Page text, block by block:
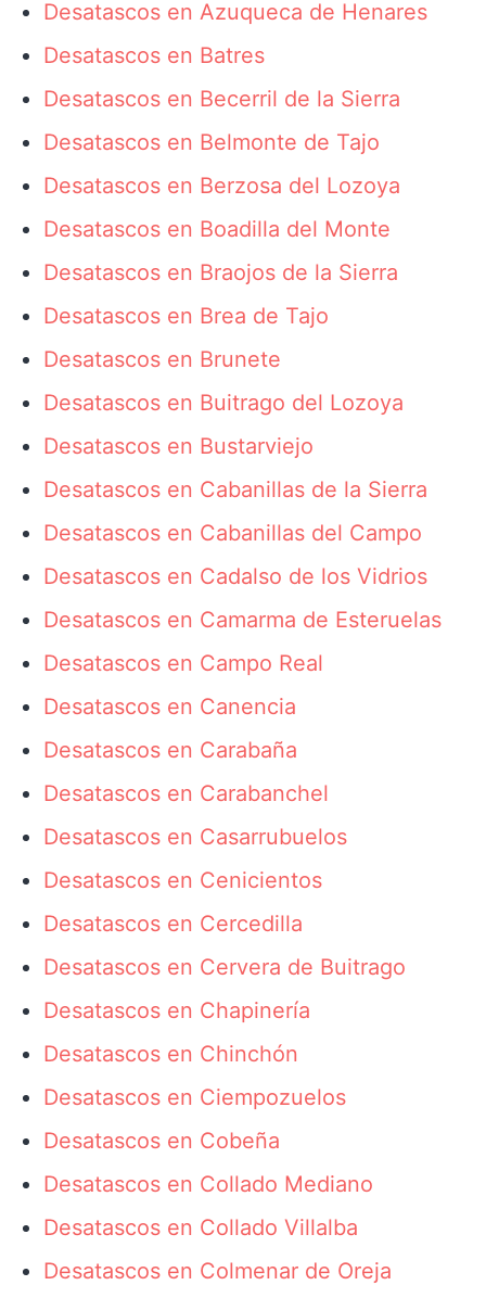
Desatascos en Azuqueca de Henares
Desatascos en Batres
Desatascos en Becerril de la Sierra
Desatascos en Belmonte de Tajo
Desatascos en Berzosa del Lozoya
Desatascos en Boadilla del Monte
Desatascos en Braojos de la Sierra
Desatascos en Brea de Tajo
Desatascos en Brunete
Desatascos en Buitrago del Lozoya
Desatascos en Bustarviejo
Desatascos en Cabanillas de la Sierra
Desatascos en Cabanillas del Campo
Desatascos en Cadalso de los Vidrios
Desatascos en Camarma de Esteruelas
Desatascos en Campo Real
Desatascos en Canencia
Desatascos en Carabaña
Desatascos en Carabanchel
Desatascos en Casarrubuelos
Desatascos en Cenicientos
Desatascos en Cercedilla
Desatascos en Cervera de Buitrago
Desatascos en Chapinería
Desatascos en Chinchón
Desatascos en Ciempozuelos
Desatascos en Cobeña
Desatascos en Collado Mediano
Desatascos en Collado Villalba
Desatascos en Colmenar de Oreja